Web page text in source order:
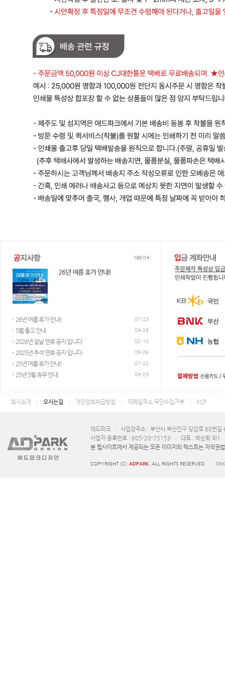
26년 여름 휴가 안내!
26년 여름 휴가 안내! 07-23
5월 출고 안내 04-28
2026년 설날 연휴 공지 입니다. 02-10
2025년 추석 연휴 공지 입니다. 09-26
25년 여름 휴가 안내! 07-22
25년 5월 휴무 안내 04-29
이 가능합니다.
평일 AM 9:30 ~ PM 7:00 / 점심시간 PM 12:00 ~ 1:00
웹하드 및 메신져
회사소개 오시는길 개인정보취급방침 이메일주소 무단수집거부 KCP
애드파크
사업장주소 : 부산시 부산진구 당감로 60번길
사업자 등록번호 : 605-20-75153
대표 : 박순희 외1
본 웹사이트에서 제공되는 모든 이미지와 텍스트는 저작권
COPYRIGHT (C) ADPARK . ALL RIGHTS RESERVED.